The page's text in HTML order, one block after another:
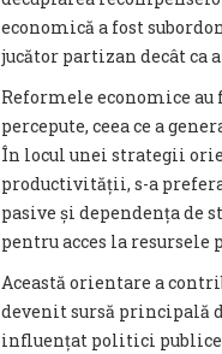
economică a fost
jucător partizan decât
Reformele economice
percepute, ceea ce a
În locul unei strategii
productivității, s-a
pasive și dependența de
pentru acces la resursele
Această orientare a
devenit sursă principală
influențat politici